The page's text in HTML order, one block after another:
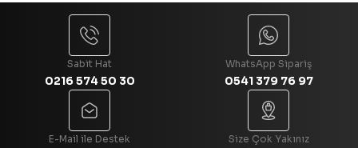
Sabit Hat
0216 574 50 30
WhatsApp Sipariş
0541 379 76 97
E-Mail ile Destek Size Çok Yakınız